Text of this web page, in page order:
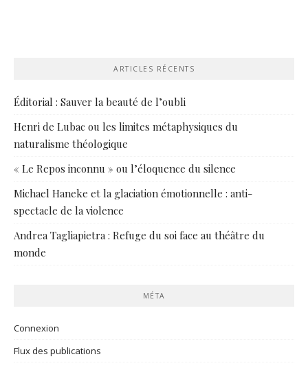
ARTICLES RÉCENTS
Éditorial : Sauver la beauté de l’oubli
Henri de Lubac ou les limites métaphysiques du
naturalisme théologique
« Le Repos inconnu » ou l’éloquence du silence
Michael Haneke et la glaciation émotionnelle : anti-
spectacle de la violence
Andrea Tagliapietra : Refuge du soi face au théâtre du
monde
MÉTA
Connexion
Flux des publications